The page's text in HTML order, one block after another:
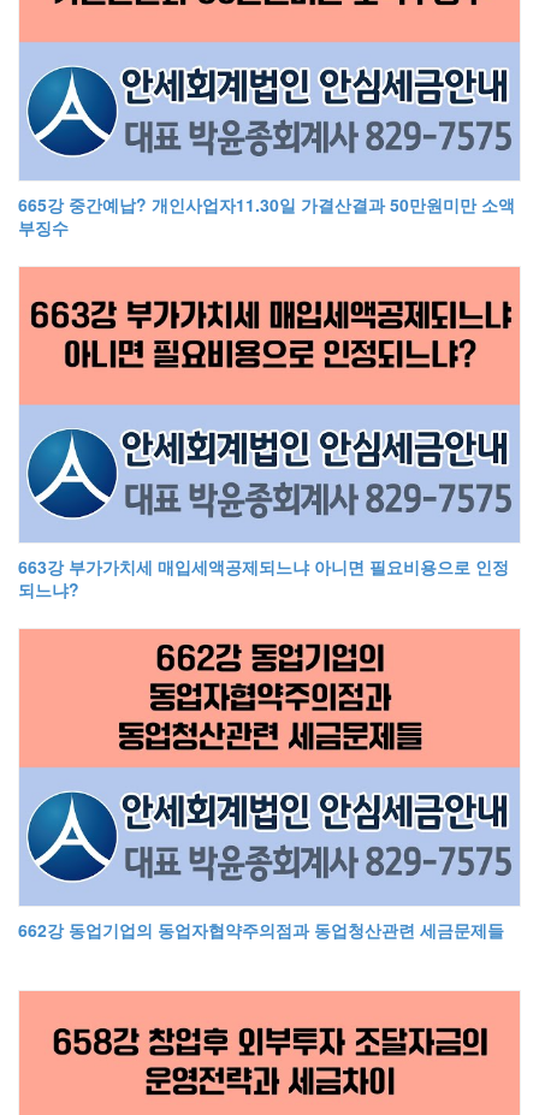
665강 중간예납? 개인사업자11.30일 가결산결과 50만원미만 소액
부징수
663강 부가가치세 매입세액공제되느냐 아니면 필요비용으로 인정
되느냐?
662강 동업기업의 동업자협약주의점과 동업청산관련 세금문제들